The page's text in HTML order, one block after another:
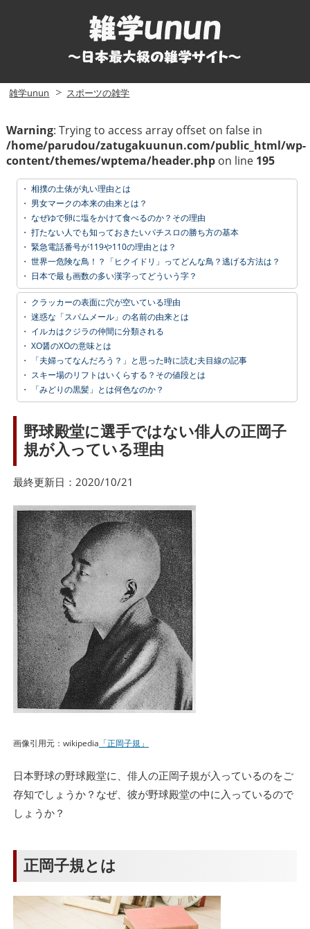
雑学unun スポーツの雑学
Warning: Trying to access array offset on false in
/home/parudou/zatugakuunun.com/public_html/wp-
content/themes/wptema/header.phpon line 195
・ 相撲の土俵が丸い理由とは
・ 男女マークの本来の由来とは？
・ なぜゆで卵に塩をかけて食べるのか？その理由
・ 打たない人でも知っておきたいパチスロの勝ち方の基本
・ 緊急電話番号が119や110の理由とは？
・ 世界一危険な鳥！？「ヒクイドリ」ってどんな鳥？逃げる方法は？
・ 日本で最も画数の多い漢字ってどういう字？
・ クラッカーの表面に穴が空いている理由
・ 迷惑な「スパムメール」の名前の由来とは
・ イルカはクジラの仲間に分類される
・ XO醤のXOの意味とは
・
「夫婦ってなんだろう？」と思った時に読む夫目線の記事
・ スキー場のリフトはいくらする？その値段とは
・
「みどりの黒髪」とは何色なのか？
野球殿堂に選手ではない俳人の正岡子
規が入っている理由
最終更新日：2020/10/21
画像引用元：wikipedia 「正岡子規」
日本野球の野球殿堂に、俳人の正岡子規が入っているのをご
存知でしょうか？なぜ、彼が野球殿堂の中に入っているので
しょうか？
正岡子規とは